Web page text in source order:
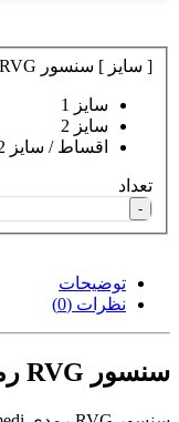
[ سایز ] سنسور RVG رمدی Remedi:
سایز 1
سایز 2
اقساط / سایز 2
تعداد
-
توضیحات
نظرات (0)
سنسور RVG رمدی Remedi